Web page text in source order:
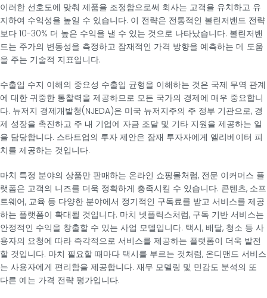
이러한 선호도에 맞춰 제품을 조정함으로써 회사는 고객을 유치하고 유
지하여 수익성을 높일 수 있습니다. 이 전략은 전통적인 볼린저밴드 전략
보다 10-30% 더 높은 수익을 낼 수 있는 것으로 나타났습니다. 볼린저밴
드는 주가의 변동성을 측정하고 잠재적인 가격 방향을 예측하는 데 도움
을 주는 기술적 지표입니다.
수출입 수지 이해의 중요성 수출입 균형을 이해하는 것은 국제 무역 관계
에 대한 귀중한 통찰력을 제공하므로 모든 국가의 경제에 매우 중요합니
다. 뉴저지 경제개발청(NJEDA)은 미국 뉴저지주의 주 정부 기관으로, 경
제 성장을 촉진하고 주 내 기업에 자금 조달 및 기타 지원을 제공하는 일
을 담당합니다. 스타트업의 투자 제안은 잠재 투자자에게 엘리베이터 피
치를 제공하는 것입니다.
마치 특정 분야의 상품만 판매하는 온라인 쇼핑몰처럼, 전문 이커머스 플
랫폼은 고객의 니즈를 더욱 정확하게 충족시킬 수 있습니다. 콘텐츠, 소프
트웨어, 교육 등 다양한 분야에서 정기적인 구독료를 받고 서비스를 제공
하는 플랫폼이 확대될 것입니다. 마치 넷플릭스처럼, 구독 기반 서비스는
안정적인 수익을 창출할 수 있는 사업 모델입니다. 택시, 배달, 청소 등 사
용자의 요청에 따라 즉각적으로 서비스를 제공하는 플랫폼이 더욱 발전
할 것입니다. 마치 필요할 때마다 택시를 부르는 것처럼, 온디맨드 서비스
는 사용자에게 편리함을 제공합니다. 재무 모델링 및 민감도 분석의 또
다른 예는 가격 전략 평가입니다.